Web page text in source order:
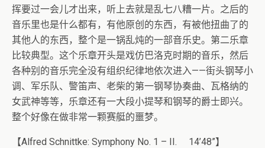
挥要过一会儿才出来，听上去就是乱七八糟一片。之后的
音乐里也是什么都有，有他原创的东西，有被他扭曲了的
其他人的东西，整个是一锅乱炖的一部音乐史。第二乐章
比较典型。这个乐章开头是戏仿巴洛克时期的音乐，然后
各种别的音乐完全没有组织纪律地依次进入——街头钢琴小
调、军乐队、警笛声、老柴的第一钢琴协奏曲、瓦格纳的
女武神等等，乐章还有一大段小提琴和钢琴的爵士即兴。
整个好像在做非常一颗赛艇的噩梦。
【Alfred Schnittke: Symphony No. 1 – II. 14’48”】